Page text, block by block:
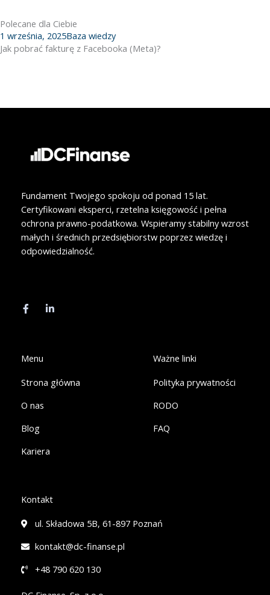
o d
Polecane dla Ciebie
1 września, 2025Baza wiedzy
Jak pobrać fakturę z Facebooka (Meta)?
Fundament Twojego spokoju od ponad 15 lat.
Certyfikowani eksperci, rzetelna księgowość i pełna
ochrona prawno-podatkowa. Wspieramy stabilny wzrost
małych i średnich przedsiębiorstw poprzez wiedzę i
odpowiedzialność.
c
e
k
n
n
Menu
Strona główna
O nas
Blog
Kariera
Ważne linki
Polityka prywatności
RODO
FAQ
Kontakt
ul. Składowa 5B, 61-897 Poznań
kontakt@dc-finanse.pl
+48 790 620 130